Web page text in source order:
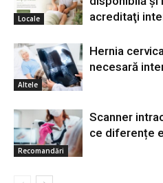
Locale
acreditaţi
Altele
Hernia
necesară
Recomandări
Scanner
ce diferențe